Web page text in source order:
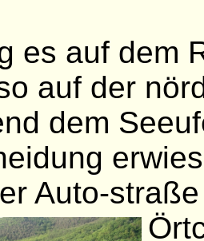
es auf dem
auf der
dem
Auto-